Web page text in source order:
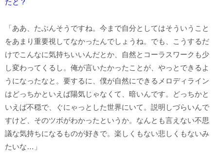
たと？
「ああ、たぶんそうですね。今まで自分としてはそういうこと
をあまり重要視してなかったんでしょうね。でも、こうするだ
けでこんなに気持ちいいんだとか、自然とコーラスワークも少
し変わってくるし。俺が言いたかったことが、やっとできるよ
うになったなと。要するに、僕が自然にできるメロディライン
はどっちかといえば陽気じゃなくて、暗いんです。どっちかと
いえば不穏で、ぐにゃっとした世界にいて。説明しづらいんで
すけど、そのツボがわかったというか。なんとも言えない不思
議な気持ちになるものが好きで。楽しくもない悲しくもないみ
たいな…」